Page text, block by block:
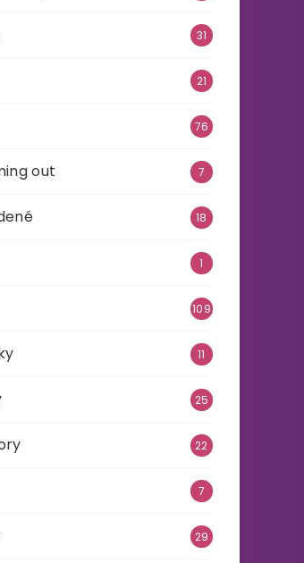
31
21
76
out 7
18
1
109
11
25
22
7
29